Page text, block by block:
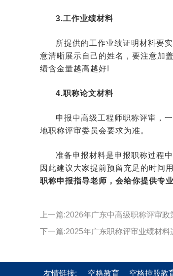
3.工作业绩材料
所提供的工作业绩证明材料要
意清晰展示自己的姓名，要注意加
绩含金量越高越好!
4.职称论文材料
申报中高级工程师职称评审，
地职称评审委员会要求为准。
准备申报材料是申报职称过程
因此建议大家提前预留充足的时间
职称申报指导老师，会给你提供专
上一篇:2026年广东中高级职称评审
下一篇:2025年广东职称评审业绩材料
友情链接: 空格教育 空格控股教